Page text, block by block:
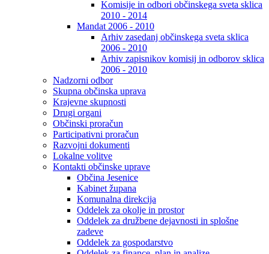
Komisije in odbori občinskega sveta sklica
2010 - 2014
Mandat 2006 - 2010
Arhiv zasedanj občinskega sveta sklica
2006 - 2010
Arhiv zapisnikov komisij in odborov sklica
2006 - 2010
Nadzorni odbor
Skupna občinska uprava
Krajevne skupnosti
Drugi organi
Občinski proračun
Participativni proračun
Razvojni dokumenti
Lokalne volitve
Kontakti občinske uprave
Občina Jesenice
Kabinet župana
Komunalna direkcija
Oddelek za okolje in prostor
Oddelek za družbene dejavnosti in splošne
zadeve
Oddelek za gospodarstvo